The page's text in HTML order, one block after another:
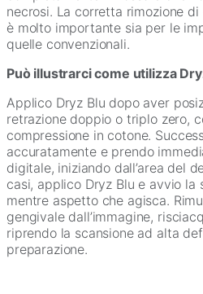
necrosi. La corretta rimozione
è molto importante sia per le
quelle convenzionali.
Può illustrarci come utilizza
Applico Dryz Blu dopo aver
retrazione doppio o triplo zero,
compressione in cotone.
accuratamente e prendo
digitale, iniziando dall’area del
casi, applico Dryz Blu e avvio la
mentre aspetto che agisca.
gengivale dall’immagine,
riprendo la scansione ad alta
preparazione.